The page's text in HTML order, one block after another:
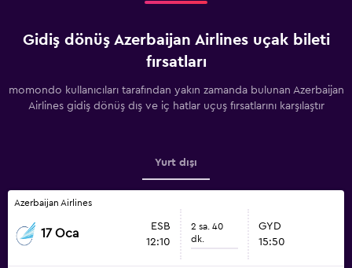
Gidiş dönüş Azerbaijan Airlines uçak bileti
fırsatları
momondo kullanıcıları tarafından yakın zamanda bulunan Azerbaijan
Airlines gidiş dönüş dış ve iç hatlar uçuş fırsatlarını karşılaştır
Yurt dışı
Azerbaijan Airlines
17 Oca
ESB
12:10
2 sa. 40
dk.
GYD
15:50